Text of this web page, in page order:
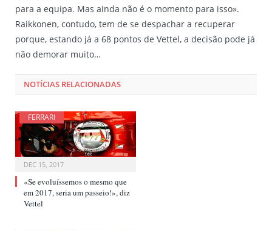
para a equipa. Mas ainda não é o momento para isso».
Raikkonen, contudo, tem de se despachar a recuperar
porque, estando já a 68 pontos de Vettel, a decisão pode já
não demorar muito…
NOTÍCIAS RELACIONADAS
FERRARI
DEC 15, 2017
«Se evoluíssemos o mesmo que
em 2017, seria um passeio!», diz
Vettel